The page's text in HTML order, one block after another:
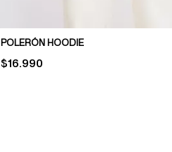
POLERÓN HOODIE
PRICE:
$16.990